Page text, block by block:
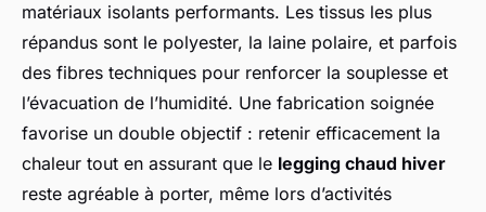
matériaux isolants performants. Les tissus les plus
répandus sont le polyester, la laine polaire, et parfois
des fibres techniques pour renforcer la souplesse et
l’évacuation de l’humidité. Une fabrication soignée
favorise un double objectif : retenir efficacement la
chaleur tout en assurant que le legging chaud hiver
reste agréable à porter, même lors d’activités